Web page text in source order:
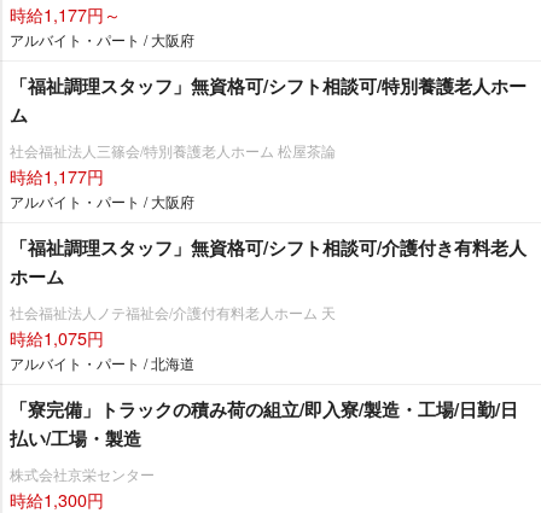
時給1,177円～
アルバイト・パート / 大阪府
「福祉調理スタッフ」無資格可/シフト相談可/特別養護老人ホー
ム
社会福祉法人三篠会/特別養護老人ホーム 松屋茶論
時給1,177円
アルバイト・パート / 大阪府
「福祉調理スタッフ」無資格可/シフト相談可/介護付き有料老人
ホーム
社会福祉法人ノテ福祉会/介護付有料老人ホーム 天
時給1,075円
アルバイト・パート / 北海道
「寮完備」トラックの積み荷の組立/即入寮/製造・工場/日勤/日
払い/工場・製造
株式会社京栄センター
時給1,300円